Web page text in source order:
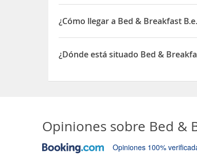
¿Cómo llegar a Bed & Breakfast
Si decides alojarte en B E A Maison de
Cavour Además, este bed and
¿Dónde está situado Bed &
Opiniones sobre Bed &
Opiniones 100%